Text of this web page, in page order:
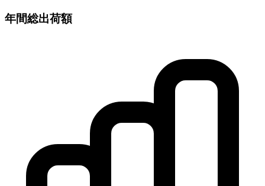
年間総出荷額